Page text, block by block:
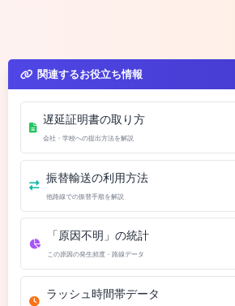
関連するお役立ち情報
遅延証明書の取り方
会社・学校への提出方法を解説
振替輸送の利用方法
他路線での振替手順を解説
「原因不明」の統計
この原因の発生頻度・路線データ
ラッシュ時間帯データ